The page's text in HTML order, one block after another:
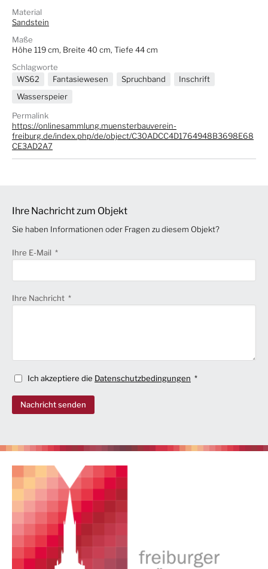
Material
Sandstein
Maße
Höhe 119 cm, Breite 40 cm, Tiefe 44 cm
Schlagworte
WS62
Fantasiewesen Spruchband
Inschrift
Wasserspeier
Permalink
https://onlinesammlung.muensterbauverein-
freiburg.de/index.php/de/object/C30ADCC4D1764948B3698E68
CE3AD2A7
Ihre Nachricht zum Objekt
Sie haben Informationen oder Fragen zu diesem Objekt?
Ihre E-Mail
Ihre Nachricht
Ich akzeptiere die Datenschutzbedingungen
Nachricht senden